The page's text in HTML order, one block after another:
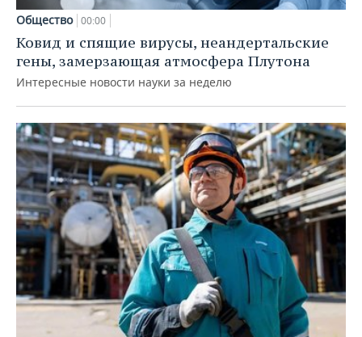
Общество 00:00
Ковид и спящие вирусы, неандертальские
гены, замерзающая атмосфера Плутона
Интересные новости науки за неделю